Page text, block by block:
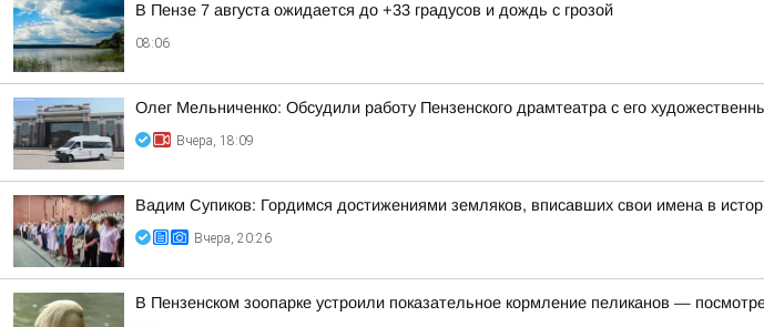
В Пензе 7 августа ожидается до +33 градусов и дождь с грозой
08:06
Олег Мельниченко: Обсудили работу Пензенского драмтеатра с его
Вчера, 18:09
Вадим Супиков: Гордимся достижениями земляков, вписавших свои имена в
Вчера, 20:26
В Пензенском зоопарке устроили показательное кормление пеликанов —